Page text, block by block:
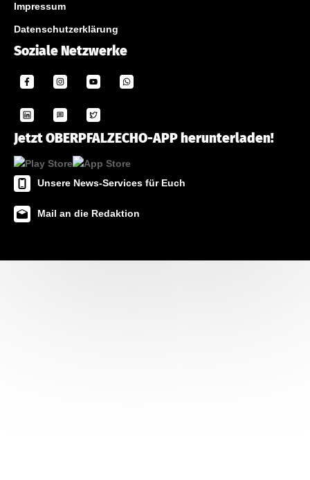
Impressum
Datenschutzerklärung
Soziale Netzwerke
Jetzt OBERPFALZECHO-APP herunterladen!
Unsere News-Services für Euch
Mail an die Redaktion